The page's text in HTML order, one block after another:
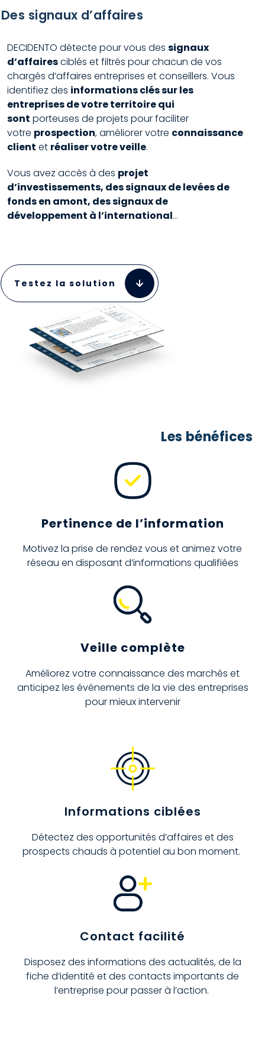
Des signaux d’affaires
DECIDENTO détecte pour vous des signaux
d’affairesciblés et filtrés pour chacun de vos
chargés d’affaires entreprises et conseillers. Vous
identifiez des informations clés sur les
entreprises de votre territoire qui
sont porteuses de projets pour faciliter
votre prospection, améliorer votre connaissance
client et réaliser votre veille.
Vous avez accès à des projet
d’investissements, des signaux de levées de
fonds en amont, des signaux de
développement à l’international…
Testez la solution
Les bénéfices
Pertinence de l’information
Motivez la prise de rendez vous et animez votre
réseau en disposant d’informations qualifiées
Veille complète
Améliorez votre connaissance des marchés et
anticipez les événements de la vie des entreprises
pour mieux intervenir
Informations ciblées
Détectez des opportunités d’affaires et des
prospects chauds à potentiel au bon moment.
Contact facilité
Disposez des informations des actualités, de la
fiche d’identité et des contacts importants de
l’entreprise pour passer à l’action.